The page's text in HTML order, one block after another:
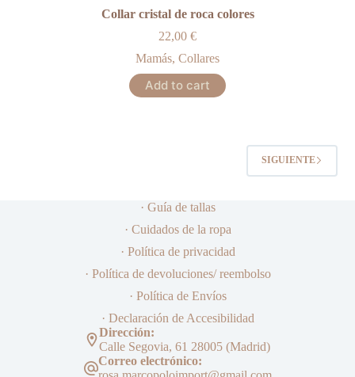
Collar cristal de roca colores
22,00 €
Mamás, Collares
Add to cart
SIGUIENTE
· Guía de tallas
· Cuidados de la ropa
· Política de privacidad
· Política de devoluciones/ reembolso
· Política de Envíos
· Declaración de Accesibilidad
Dirección:
Calle Segovia, 61 28005 (Madrid)
Correo electrónico: